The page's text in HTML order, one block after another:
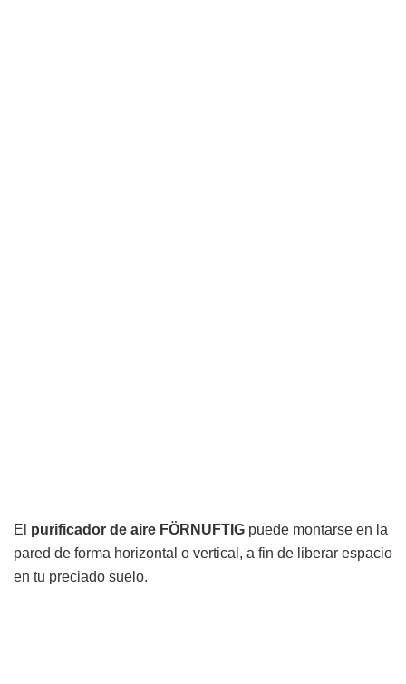
El purificador de aire FÖRNUFTIG puede montarse en la
pared de forma horizontal o vertical, a fin de liberar espacio
en tu preciado suelo.